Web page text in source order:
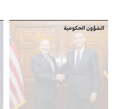
الشؤون الحكومية